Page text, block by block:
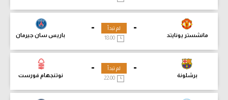
-
مانشستر يونايتد
-
باريس سان جيرمان
لم تبدأ
18:00
-
برشلونة
-
نوتنجهام فورست
لم تبدأ